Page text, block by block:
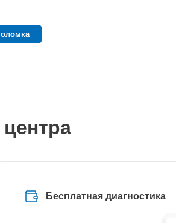
Бесплатная диагностика